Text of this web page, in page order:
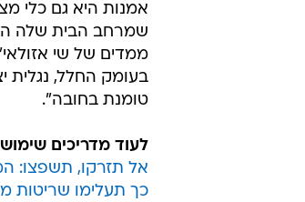
אמנות היא גם כלי
שמרחב הבית שלה
ממדים של שי
בעומק החלל, נגלית
טומנת בחובה".
לעוד מדריכים
אל תזרקו, תשפצו:
כך תעלימו שריטות